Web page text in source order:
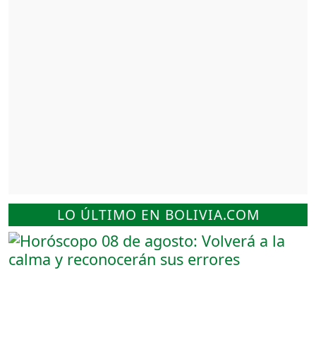
LO ÚLTIMO EN BOLIVIA.COM